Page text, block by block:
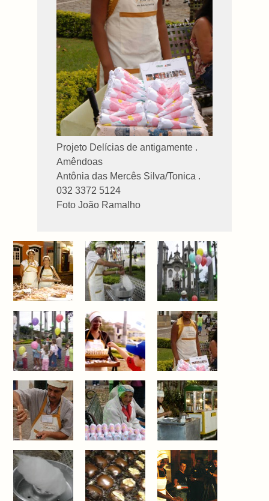
Projeto Delícias de antigamente .
Amêndoas
Antônia das Mercês Silva/Tonica .
032 3372 5124
Foto João Ramalho